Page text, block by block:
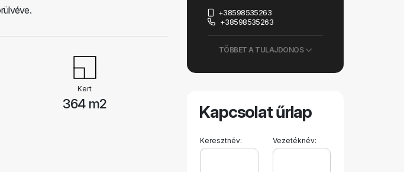
Kert
364 m2
+38598535263
+38598535263
TÖBBET A TULAJDONOS
Kapcsolat űrlap
Keresztnév: Vezetéknév: